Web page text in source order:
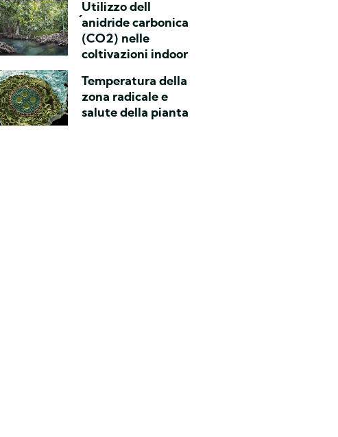
Utilizzo dell
´anidride carbonica
(CO2) nelle
coltivazioni indoor
Temperatura della
zona radicale e
salute della pianta